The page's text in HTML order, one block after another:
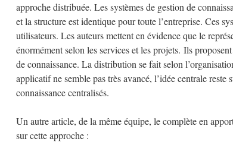
approche distribuée. Les systèmes de gestion de
et la structure est identique pour toute l’entreprise. Ces
utilisateurs. Les auteurs mettent en évidence que le
énormément selon les services et les projets. Ils
de connaissance. La distribution se fait selon
applicatif ne semble pas très avancé, l’idée centrale
connaissance centralisés.
Un autre article, de la même équipe, le complète en
sur cette approche :